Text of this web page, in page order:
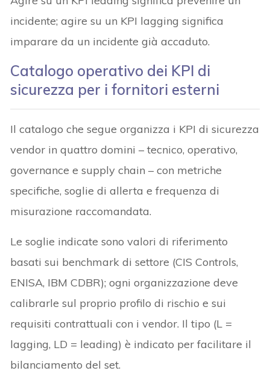
incidente; agire su un KPI lagging significa
imparare da un incidente già accaduto.
Catalogo operativo dei KPI di
sicurezza per i fornitori esterni
Il catalogo che segue organizza i KPI di sicurezza
vendor in quattro domini – tecnico, operativo,
governance e supply chain – con metriche
specifiche, soglie di allerta e frequenza di
misurazione raccomandata.
Le soglie indicate sono valori di riferimento
basati sui benchmark di settore (CIS Controls,
ENISA, IBM CDBR); ogni organizzazione deve
calibrarle sul proprio profilo di rischio e sui
requisiti contrattuali con i vendor. Il tipo (L =
lagging, LD = leading) è indicato per facilitare il
bilanciamento del set.